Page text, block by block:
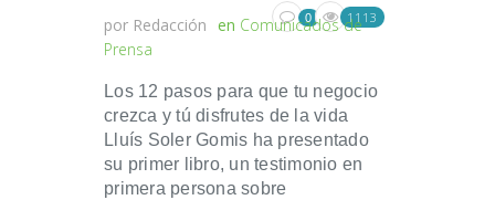
por Redacción en Comunicados de
Prensa
0 1113
Los 12 pasos para que tu negocio
crezca y tú disfrutes de la vida
Lluís Soler Gomis ha presentado
su primer libro, un testimonio en
primera persona sobre